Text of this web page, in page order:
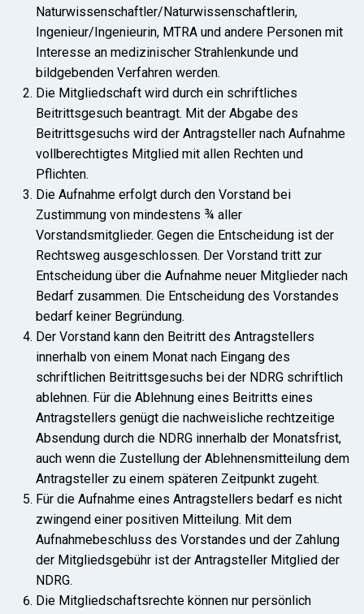
Naturwissenschaftler/Naturwissenschaftlerin,
Ingenieur/Ingenieurin, MTRA und andere Personen mit
Interesse an medizinischer Strahlenkunde und
bildgebenden Verfahren werden.
Die Mitgliedschaft wird durch ein schriftliches
Beitrittsgesuch beantragt. Mit der Abgabe des
Beitrittsgesuchs wird der Antragsteller nach Aufnahme
vollberechtigtes Mitglied mit allen Rechten und
Pflichten.
Die Aufnahme erfolgt durch den Vorstand bei
Zustimmung von mindestens ¾ aller
Vorstandsmitglieder. Gegen die Entscheidung ist der
Rechtsweg ausgeschlossen. Der Vorstand tritt zur
Entscheidung über die Aufnahme neuer Mitglieder nach
Bedarf zusammen. Die Entscheidung des Vorstandes
bedarf keiner Begründung.
Der Vorstand kann den Beitritt des Antragstellers
innerhalb von einem Monat nach Eingang des
schriftlichen Beitrittsgesuchs bei der NDRG schriftlich
ablehnen. Für die Ablehnung eines Beitritts eines
Antragstellers genügt die nachweisliche rechtzeitige
Absendung durch die NDRG innerhalb der Monatsfrist,
auch wenn die Zustellung der Ablehnensmitteilung dem
Antragsteller zu einem späteren Zeitpunkt zugeht.
Für die Aufnahme eines Antragstellers bedarf es nicht
zwingend einer positiven Mitteilung. Mit dem
Aufnahmebeschluss des Vorstandes und der Zahlung
der Mitgliedsgebühr ist der Antragsteller Mitglied der
NDRG.
Die Mitgliedschaftsrechte können nur persönlich